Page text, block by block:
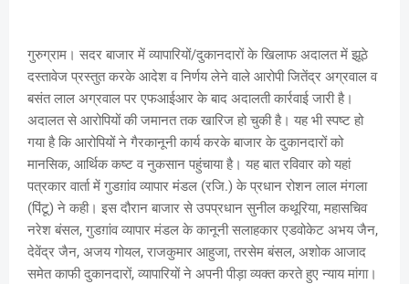
गुरुग्राम। सदर बाजार में व्यापारियों/दुकानदारों के खिलाफ अदालत में झूठे
दस्तावेज प्रस्तुत करके आदेश व निर्णय लेने वाले आरोपी जितेंद्र अग्रवाल व
बसंत लाल अग्रवाल पर एफआईआर के बाद अदालती कार्रवाई जारी है।
अदालत से आरोपियों की जमानत तक खारिज हो चुकी है। यह भी स्पष्ट हो
गया है कि आरोपियों ने गैरकानूनी कार्य करके बाजार के दुकानदारों को
मानसिक, आर्थिक कष्ट व नुकसान पहुंचाया है। यह बात रविवार को यहां
पत्रकार वार्ता में गुडग़ांव व्यापार मंडल (रजि.) के प्रधान रोशन लाल मंगला
(पिंटू) ने कही। इस दौरान बाजार से उपप्रधान सुनील कथूरिया, महासचिव
नरेश बंसल, गुडग़ांव व्यापार मंडल के कानूनी सलाहकार एडवोकेट अभय जैन,
देवेंद्र जैन, अजय गोयल, राजकुमार आहुजा, तरसेम बंसल, अशोक आजाद
समेत काफी दुकानदारों, व्यापारियों ने अपनी पीड़ा व्यक्त करते हुए न्याय मांगा।